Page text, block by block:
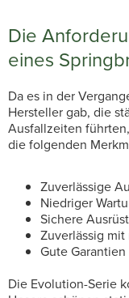
Die
eines
Da es in der
Hersteller gab, die
Ausfallzeiten
die folgenden
Zuverlässige
Niedriger
Sichere
Zuverlässig
Gute Garantien
Die Evolution-Serie